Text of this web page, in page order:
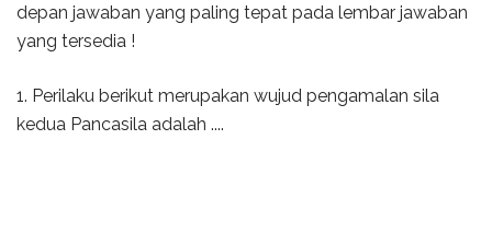
depan jawaban yang paling tepat pada lembar jawaban
yang tersedia !
1. Perilaku berikut merupakan wujud pengamalan sila
kedua Pancasila adalah ....